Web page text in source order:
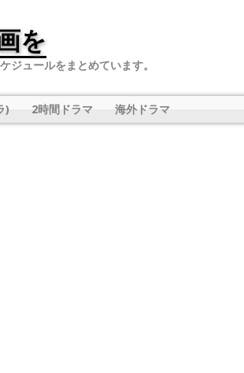
を
ジュールをまとめています。
) 2時間ドラマ 海外ドラマ